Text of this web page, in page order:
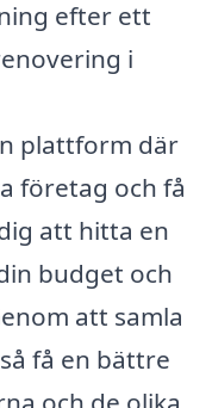
efter ett
i
plattform där
företag och få
att hitta en
budget och
att samla
få en bättre